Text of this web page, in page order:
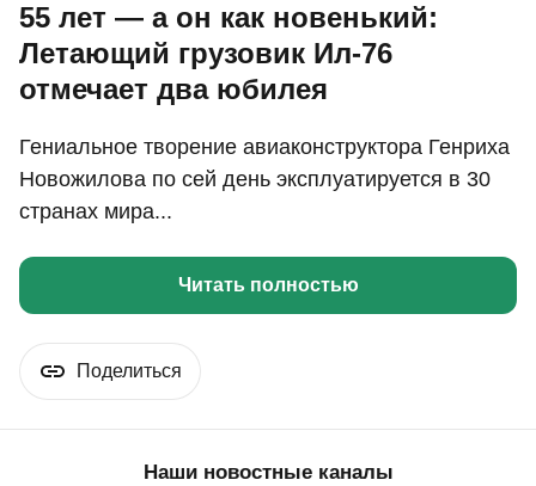
55 лет — а он как новенький:
Летающий грузовик Ил-76
отмечает два юбилея
Гениальное творение авиаконструктора Генриха
Новожилова по сей день эксплуатируется в 30
странах мира...
Читать полностью
Поделиться
Наши новостные каналы